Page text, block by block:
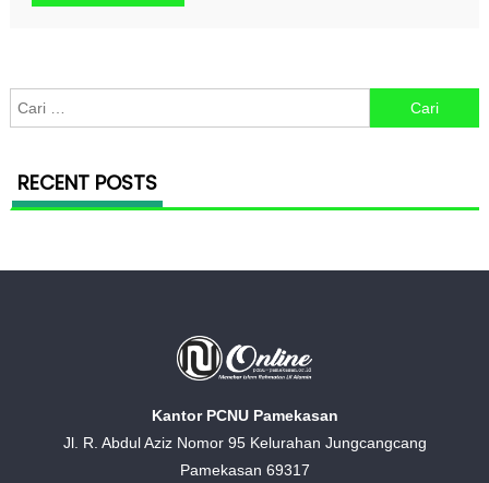
Cari untuk:
RECENT POSTS
Kantor PCNU Pamekasan
Jl. R. Abdul Aziz Nomor 95 Kelurahan Jungcangcang
Pamekasan 69317